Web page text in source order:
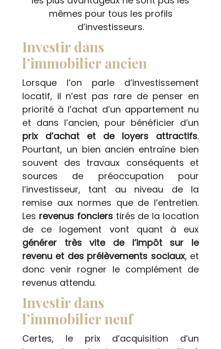
mêmes pour tous les profils
d’investisseurs.
Investir dans
l’immobilier ancien
Lorsque l’on parle d’investissement
locatif, il n’est pas rare de penser en
priorité à l’achat d’un appartement nu
et dans l’ancien, pour bénéficier d’un
prix d’achat et de loyers attractifs.
Pourtant, un bien ancien entraîne bien
souvent des travaux conséquents et
sources de préoccupation pour
l’investisseur, tant au niveau de la
remise aux normes que de l’entretien.
Les revenus foncierstirés de la location
de ce logement vont quant à eux
générer très vite de l’impôt sur le
revenu et des prélèvements sociaux, et
donc venir rogner le complément de
revenus attendu.
Investir dans
l’immobilier neuf
Certes, le prix d’acquisition d’un